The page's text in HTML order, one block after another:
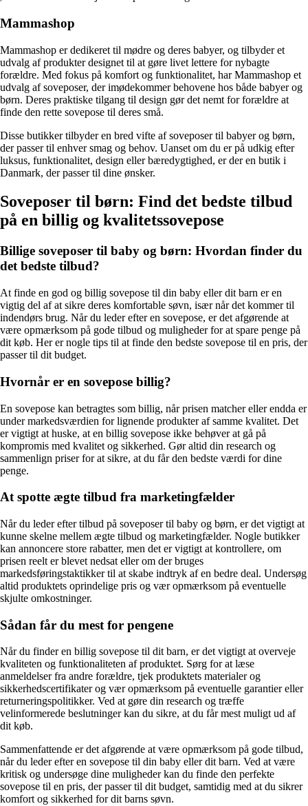
Mammashop
Mammashop er dedikeret til mødre og deres babyer, og tilbyder et
udvalg af produkter designet til at gøre livet lettere for nybagte
forældre. Med fokus på komfort og funktionalitet, har Mammashop et
udvalg af soveposer, der imødekommer behovene hos både babyer og
børn. Deres praktiske tilgang til design gør det nemt for forældre at
finde den rette sovepose til deres små.
Disse butikker tilbyder en bred vifte af soveposer til babyer og børn,
der passer til enhver smag og behov. Uanset om du er på udkig efter
luksus, funktionalitet, design eller bæredygtighed, er der en butik i
Danmark, der passer til dine ønsker.
Soveposer til børn: Find det bedste tilbud
på en billig og kvalitetssovepose
Billige soveposer til baby og børn: Hvordan finder du
det bedste tilbud?
At finde en god og billig sovepose til din baby eller dit barn er en
vigtig del af at sikre deres komfortable søvn, især når det kommer til
indendørs brug. Når du leder efter en sovepose, er det afgørende at
være opmærksom på gode tilbud og muligheder for at spare penge på
dit køb. Her er nogle tips til at finde den bedste sovepose til en pris, der
passer til dit budget.
Hvornår er en sovepose billig?
En sovepose kan betragtes som billig, når prisen matcher eller endda er
under markedsværdien for lignende produkter af samme kvalitet. Det
er vigtigt at huske, at en billig sovepose ikke behøver at gå på
kompromis med kvalitet og sikkerhed. Gør altid din research og
sammenlign priser for at sikre, at du får den bedste værdi for dine
penge.
At spotte ægte tilbud fra marketingfælder
Når du leder efter tilbud på soveposer til baby og børn, er det vigtigt at
kunne skelne mellem ægte tilbud og marketingfælder. Nogle butikker
kan annoncere store rabatter, men det er vigtigt at kontrollere, om
prisen reelt er blevet nedsat eller om der bruges
markedsføringstaktikker til at skabe indtryk af en bedre deal. Undersøg
altid produktets oprindelige pris og vær opmærksom på eventuelle
skjulte omkostninger.
Sådan får du mest for pengene
Når du finder en billig sovepose til dit barn, er det vigtigt at overveje
kvaliteten og funktionaliteten af produktet. Sørg for at læse
anmeldelser fra andre forældre, tjek produktets materialer og
sikkerhedscertifikater og vær opmærksom på eventuelle garantier eller
returneringspolitikker. Ved at gøre din research og træffe
velinformerede beslutninger kan du sikre, at du får mest muligt ud af
dit køb.
Sammenfattende er det afgørende at være opmærksom på gode tilbud,
når du leder efter en sovepose til din baby eller dit barn. Ved at være
kritisk og undersøge dine muligheder kan du finde den perfekte
sovepose til en pris, der passer til dit budget, samtidig med at du sikrer
komfort og sikkerhed for dit barns søvn.